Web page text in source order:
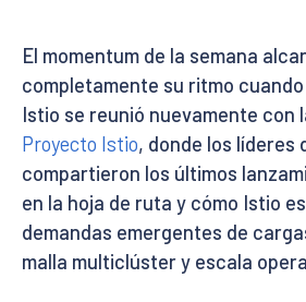
El momentum de la semana
completamente su ritmo
Istio se reunió nuevamente con
Proyecto Istio, donde los líderes
compartieron los últimos
en la hoja de ruta y cómo Istio
demandas emergentes de
malla multiclúster y escala